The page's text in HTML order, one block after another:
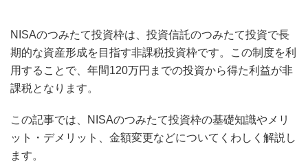
NISAのつみたて投資枠は、投資信託のつみたて投資で長
期的な資産形成を目指す非課税投資枠です。この制度を利
用することで、年間120万円までの投資から得た利益が非
課税となります。
この記事では、NISAのつみたて投資枠の基礎知識やメリ
ット・デメリット、金額変更などについてくわしく解説し
ます。